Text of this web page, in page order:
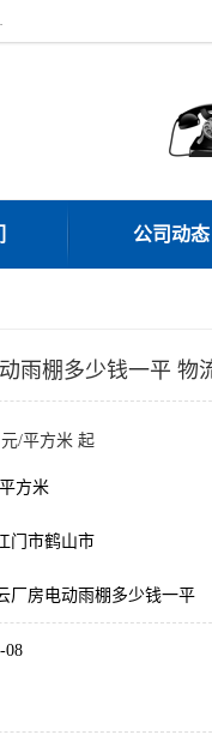
您带来质价相宜,时尚典雅的各种户外用品,
公司动态
雨棚多少钱一平 物
元/平方米 起
方米
门市鹤山市
厂房电动雨棚多少钱一平
08